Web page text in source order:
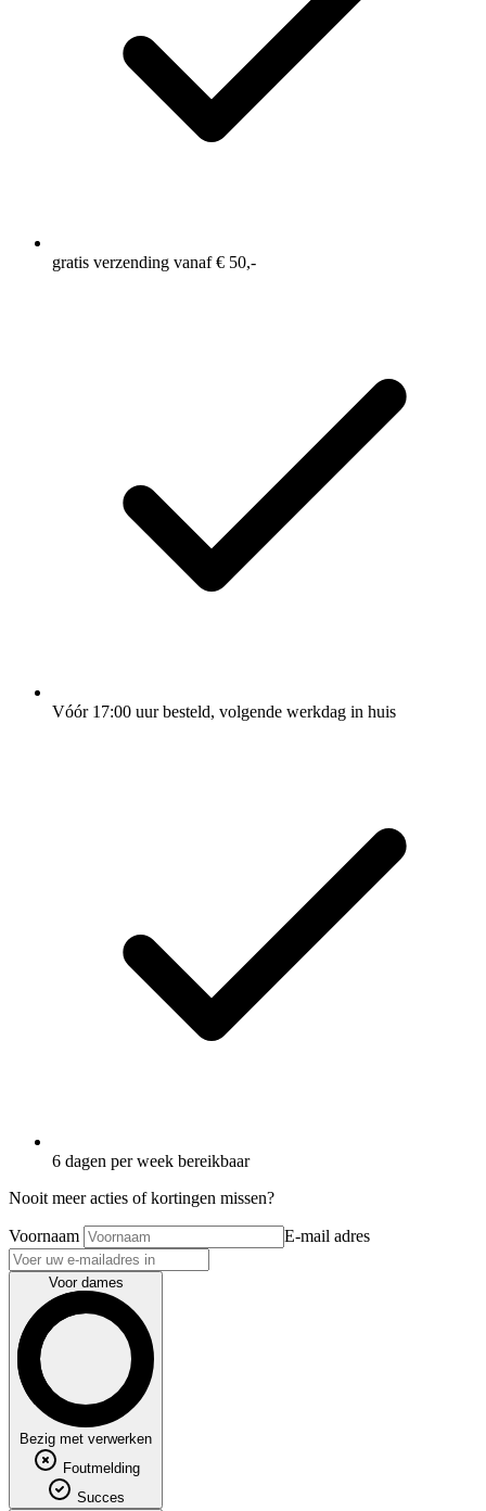
gratis verzending vanaf € 50,-
Vóór 17:00 uur besteld, volgende werkdag in huis
6 dagen per week bereikbaar
Nooit meer acties of kortingen missen?
Voornaam E-mail adres
Voor dames
Bezig met verwerken
Foutmelding
Succes